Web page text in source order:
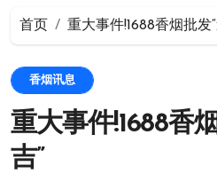
首页 重大事件!1688香烟批发
香烟讯息
重大事件!1688香
吉”